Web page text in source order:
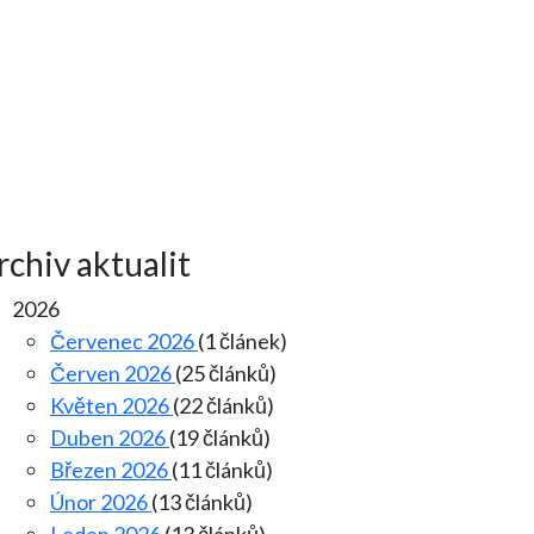
aktualit
2026
Červenec 2026(1 článek)
Červen 2026(25 článků)
Květen 2026(22 článků)
Duben 2026(19 článků)
Březen 2026(11 článků)
Únor 2026(13 článků)